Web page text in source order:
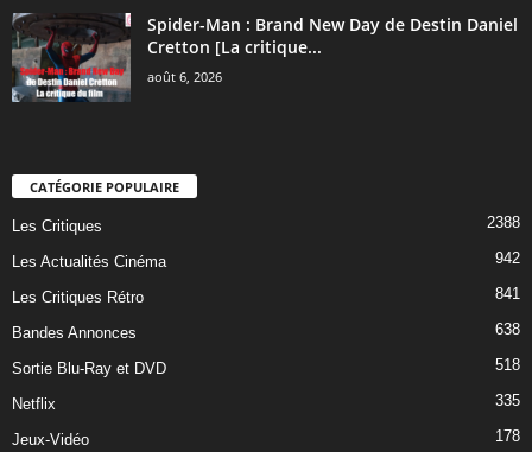
Spider-Man : Brand New Day de Destin Daniel
Cretton [La critique...
août 6, 2026
CATÉGORIE POPULAIRE
Les Critiques 2388
Les Actualités Cinéma 942
Les Critiques Rétro 841
Bandes Annonces 638
Sortie Blu-Ray et DVD 518
Netflix 335
Jeux-Vidéo 178